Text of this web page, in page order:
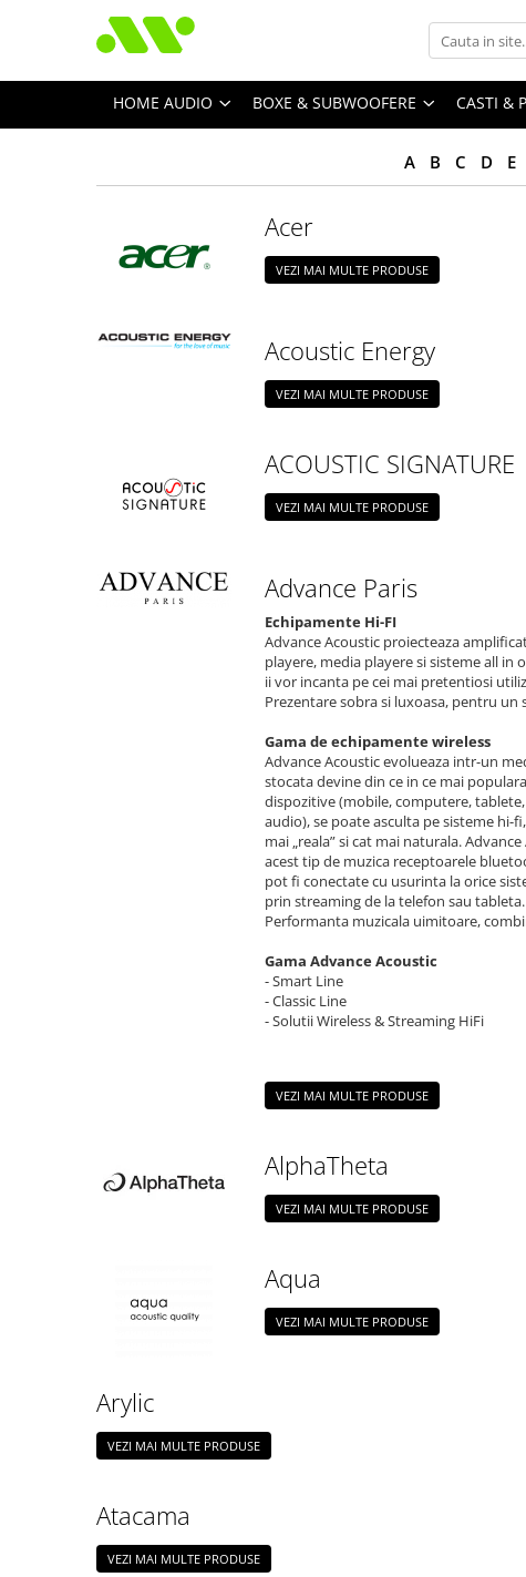
HOME AUDIO BOXE & SUBWOOFERE CASTI &
A B C D E
Acer
VEZI MAI MULTE PRODUSE
Acoustic Energy
VEZI MAI MULTE PRODUSE
ACOUSTIC SIGNATURE
VEZI MAI MULTE PRODUSE
Advance Paris
Echipamente Hi-FI
Advance Acoustic proiecteaza
playere, media playere si sisteme all in
ii vor incanta pe cei mai pretentiosi
Prezentare sobra si luxoasa, pentru
Gama de echipamente wireless
Advance Acoustic evolueaza intr-un
stocata devine din ce in ce mai
dispozitive (mobile, computere,
audio), se poate asculta pe sisteme hi-
mai „reala” si cat mai naturala.
acest tip de muzica receptoarele
pot fi conectate cu usurinta la orice
prin streaming de la telefon sau tableta.
Performanta muzicala uimitoare,
Gama Advance Acoustic
- Smart Line
- Classic Line
- Solutii Wireless & Streaming HiFi
VEZI MAI MULTE PRODUSE
AlphaTheta
VEZI MAI MULTE PRODUSE
Aqua
VEZI MAI MULTE PRODUSE
Arylic
VEZI MAI MULTE PRODUSE
Atacama
VEZI MAI MULTE PRODUSE